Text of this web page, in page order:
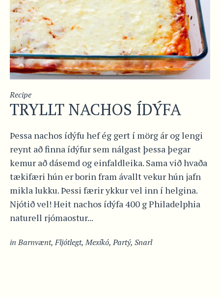
Recipe
TRYLLT NACHOS ÍDÝFA
Þessa nachos ídýfu hef ég gert í mörg ár og lengi
reynt að finna ídýfur sem nálgast þessa þegar
kemur að dásemd og einfaldleika. Sama við hvaða
tækifæri hún er borin fram ávallt vekur hún jafn
mikla lukku. Þessi færir ykkur vel inn í helgina.
Njótið vel! Heit nachos ídýfa 400 g Philadelphia
naturell rjómaostur...
inBarnvænt,Fljótlegt,Mexíkó,Partý, Snarl